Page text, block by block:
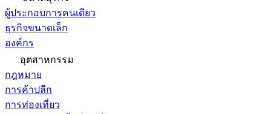
ผู้ประกอบการคนเดียว
ธุรกิจขนาดเล็ก
องค์กร
อุตสาหกรรม
กฎหมาย
การค้าปลีก
การท่องเที่ยว